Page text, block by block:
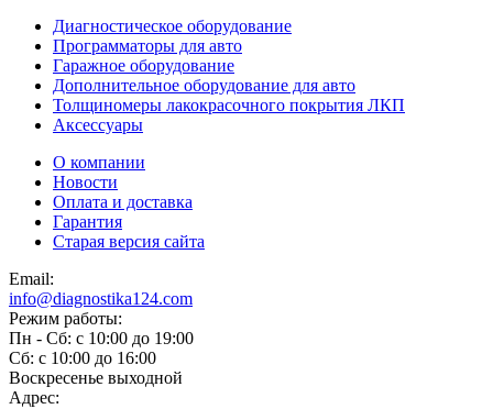
Диагностическое оборудование
Программаторы для авто
Гаражное оборудование
Дополнительное оборудование для авто
Толщиномеры лакокрасочного покрытия ЛКП
Аксессуары
О компании
Новости
Оплата и доставка
Гарантия
Старая версия сайта
Email:
info@diagnostika124.com
Режим работы:
Пн - Сб: c 10:00 до 19:00
Сб: c 10:00 до 16:00
​Воскресенье выходной
Адрес: